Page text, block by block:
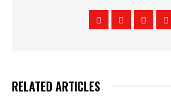
RELATED ARTICLES